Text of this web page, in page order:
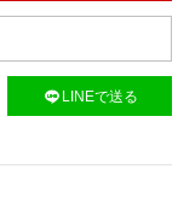
LINEで送る